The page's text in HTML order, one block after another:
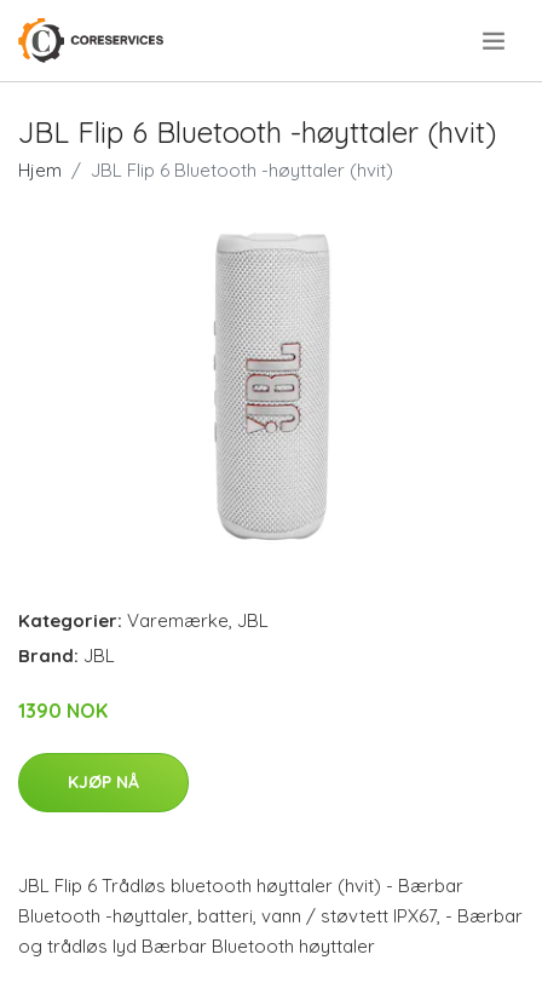
JBL Flip 6 Bluetooth -høyttaler (hvit)
Hjem JBL Flip 6 Bluetooth -høyttaler (hvit)
Kategorier: Varemærke JBL
Brand: JBL
1390 NOK
KJØP NÅ
JBL Flip 6 Trådløs bluetooth høyttaler (hvit) - Bærbar
Bluetooth -høyttaler, batteri, vann / støvtett IPX67, - Bærbar
og trådløs lyd Bærbar Bluetooth høyttaler